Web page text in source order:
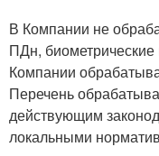
В Компании не
ПДн,
Компании
Перечень
действующим
локальными